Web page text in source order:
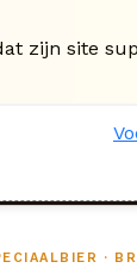
·
zijn site